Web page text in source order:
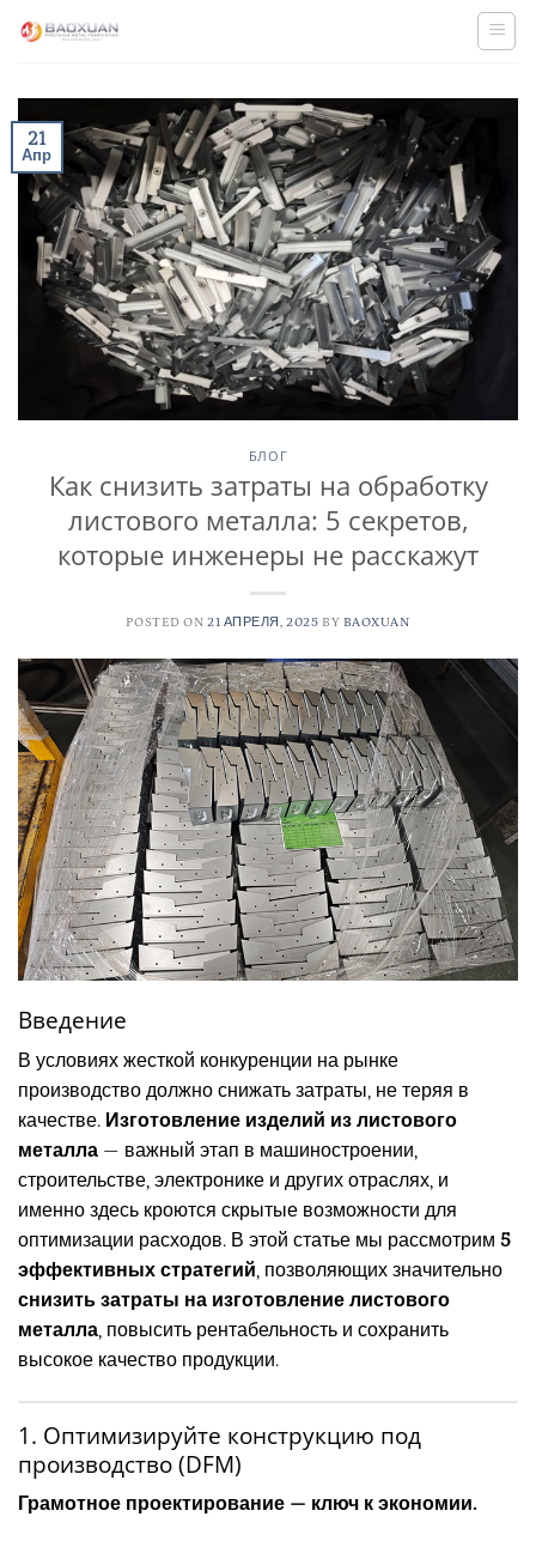
21
Апр
БЛОГ
Как снизить затраты на обработку
листового металла: 5 секретов,
которые инженеры не расскажут
POSTED ON21 АПРЕЛЯ, 2025 BY BAOXUAN
Введение
В условиях жесткой конкуренции на рынке
производство должно снижать затраты, не теряя в
качестве. Изготовление изделий из листового
металла — важный этап в машиностроении,
строительстве, электронике и других отраслях, и
именно здесь кроются скрытые возможности для
оптимизации расходов. В этой статье мы рассмотрим 5
эффективных стратегий, позволяющих значительно
снизить затраты на изготовление листового
металла, повысить рентабельность и сохранить
высокое качество продукции.
1. Оптимизируйте конструкцию под
производство (DFM)
Грамотное проектирование — ключ к экономии.